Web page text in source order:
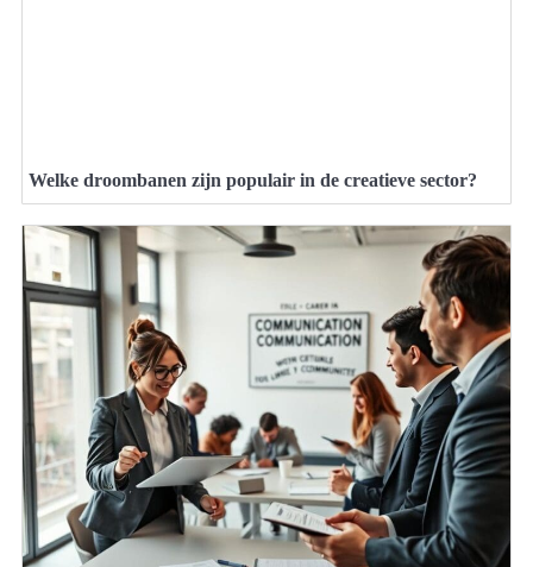
Welke droombanen zijn populair in de creatieve sector?